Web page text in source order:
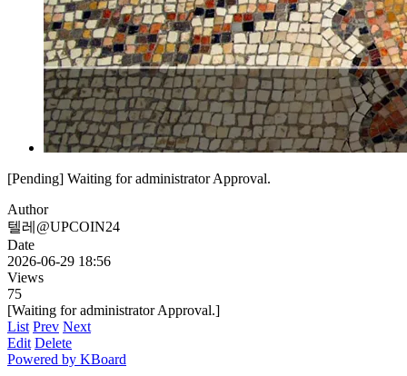
[Pending] Waiting for administrator Approval.
Author
텔레@UPCOIN24
Date
2026-06-29 18:56
Views
75
[Waiting for administrator Approval.]
List Prev Next
Edit Delete
Powered by KBoard